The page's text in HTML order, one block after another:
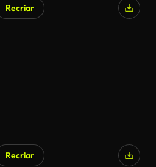
Recriar
Recriar